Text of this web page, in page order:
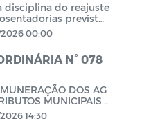
disciplina do reajuste
previstos
6º, art. 97-B e art. 97
com a Emenda Cons
com aLei Compleme
2021 e dá outras pr
00:00
N° 078
DOS AG
MUNICIPAIS
TRIBUTÁRIOS”
14:30